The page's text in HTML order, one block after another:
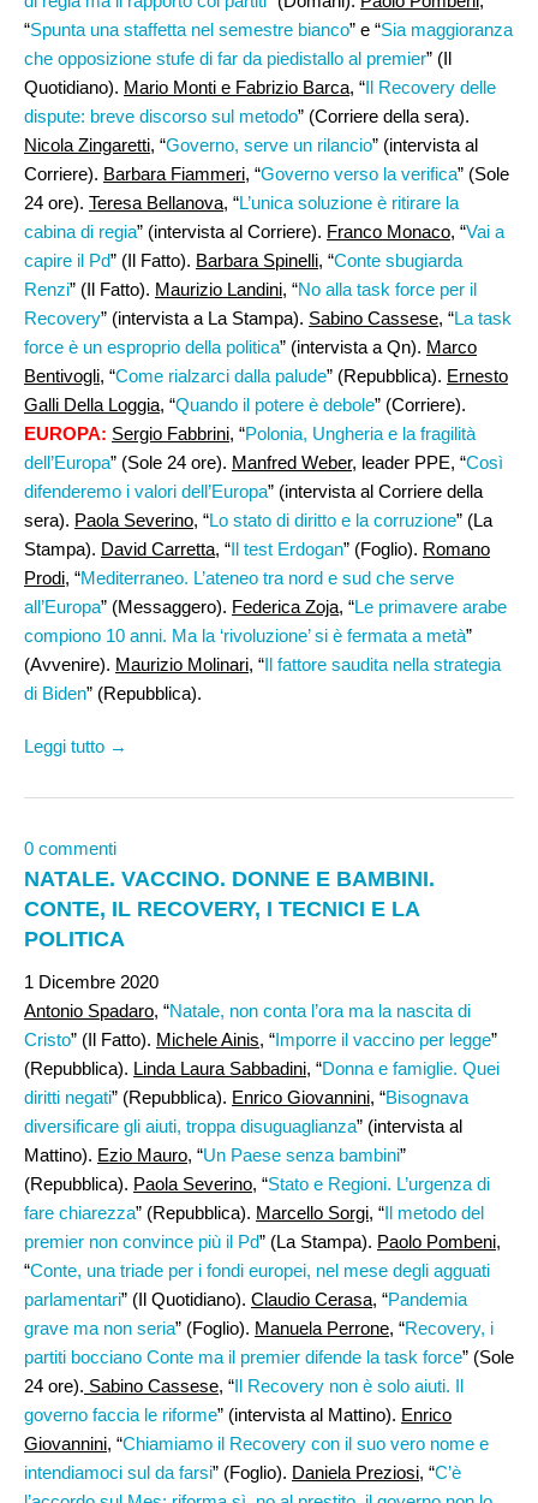
“Spunta una staffetta nel semestre bianco” e “Sia maggioranza
che opposizione stufe di far da piedistallo al premier” (Il
Quotidiano). Mario Monti e Fabrizio Barca, “Il Recovery delle
dispute: breve discorso sul metodo” (Corriere della sera).
Nicola Zingaretti, “Governo, serve un rilancio” (intervista al
Corriere). Barbara Fiammeri, “Governo verso la verifica” (Sole
24 ore). Teresa Bellanova, “L’unica soluzione è ritirare la
cabina di regia” (intervista al Corriere). Franco Monaco, “Vai a
capire il Pd” (Il Fatto). Barbara Spinelli, “Conte sbugiarda
Renzi” (Il Fatto). Maurizio Landini, “No alla task force per il
Recovery” (intervista a La Stampa). Sabino Cassese, “La task
force è un esproprio della politica” (intervista a Qn). Marco
Bentivogli, “Come rialzarci dalla palude” (Repubblica). Ernesto
Galli Della Loggia, “Quando il potere è debole” (Corriere).
EUROPA: Sergio Fabbrini, “Polonia, Ungheria e la fragilità
dell’Europa” (Sole 24 ore). Manfred Weber, leader PPE, “Così
difenderemo i valori dell’Europa” (intervista al Corriere della
sera). Paola Severino, “Lo stato di diritto e la corruzione” (La
Stampa). David Carretta, “Il test Erdogan” (Foglio). Romano
Prodi, “Mediterraneo. L’ateneo tra nord e sud che serve
all’Europa” (Messaggero). Federica Zoja, “Le primavere arabe
compiono 10 anni. Ma la ‘rivoluzione’ si è fermata a metà”
(Avvenire). Maurizio Molinari, “Il fattore saudita nella strategia
di Biden” (Repubblica).
Leggi tutto →
0 commenti
NATALE. VACCINO. DONNE E BAMBINI.
CONTE, IL RECOVERY, I TECNICI E LA
POLITICA
1 Dicembre 2020
Antonio Spadaro, “Natale, non conta l’ora ma la nascita di
Cristo” (Il Fatto). Michele Ainis, “Imporre il vaccino per legge”
(Repubblica). Linda Laura Sabbadini, “Donna e famiglie. Quei
diritti negati” (Repubblica). Enrico Giovannini, “Bisognava
diversificare gli aiuti, troppa disuguaglianza” (intervista al
Mattino). Ezio Mauro, “Un Paese senza bambini”
(Repubblica). Paola Severino, “Stato e Regioni. L’urgenza di
fare chiarezza” (Repubblica). Marcello Sorgi, “Il metodo del
premier non convince più il Pd” (La Stampa). Paolo Pombeni,
“Conte, una triade per i fondi europei, nel mese degli agguati
parlamentari” (Il Quotidiano). Claudio Cerasa, “Pandemia
grave ma non seria” (Foglio). Manuela Perrone, “Recovery, i
partiti bocciano Conte ma il premier difende la task force” (Sole
24 ore). Sabino Cassese, “Il Recovery non è solo aiuti. Il
governo faccia le riforme” (intervista al Mattino). Enrico
Giovannini, “Chiamiamo il Recovery con il suo vero nome e
intendiamoci sul da farsi” (Foglio). Daniela Preziosi, “C’è